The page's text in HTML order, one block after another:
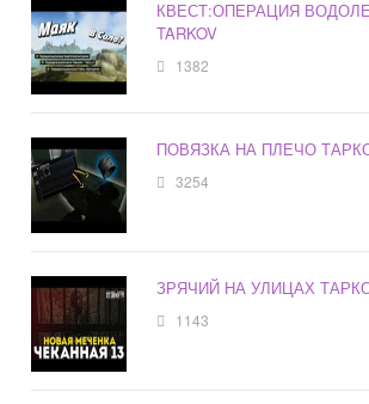
КВЕСТ:ОПЕРАЦИЯ
TARKOV
1382
ПОВЯЗКА НА ПЛЕЧО
3254
ЗРЯЧИЙ НА УЛИЦАХ
1143